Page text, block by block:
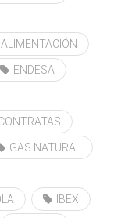
ENDESA
GAS NATURAL
IBEX